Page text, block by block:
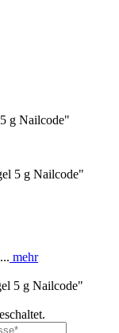
g Nailcode"
5 g Nailcode"
mehr
5 g Nailcode"